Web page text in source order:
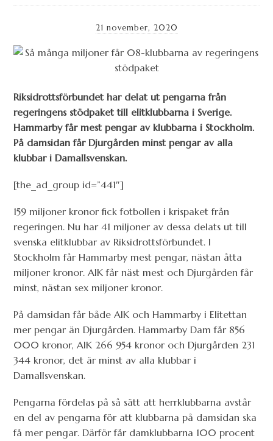
21 november, 2020
Riksidrottsförbundet har delat ut pengarna från
regeringens stödpaket till elitklubbarna i Sverige.
Hammarby får mest pengar av klubbarna i Stockholm.
På damsidan får Djurgården minst pengar av alla
klubbar i Damallsvenskan.
[the_ad_group id=”441″]
159 miljoner kronor fick fotbollen i krispaket från
regeringen. Nu har 41 miljoner av dessa delats ut till
svenska elitklubbar av Riksidrottsförbundet. I
Stockholm får Hammarby mest pengar, nästan åtta
miljoner kronor. AIK får näst mest och Djurgården får
minst, nästan sex miljoner kronor.
På damsidan får både AIK och Hammarby i Elitettan
mer pengar än Djurgården. Hammarby Dam får 856
000 kronor, AIK 266 954 kronor och Djurgården 231
344 kronor, det är minst av alla klubbar i
Damallsvenskan.
Pengarna fördelas på så sätt att herrklubbarna avstår
en del av pengarna för att klubbarna på damsidan ska
få mer pengar. Därför får damklubbarna 100 procent